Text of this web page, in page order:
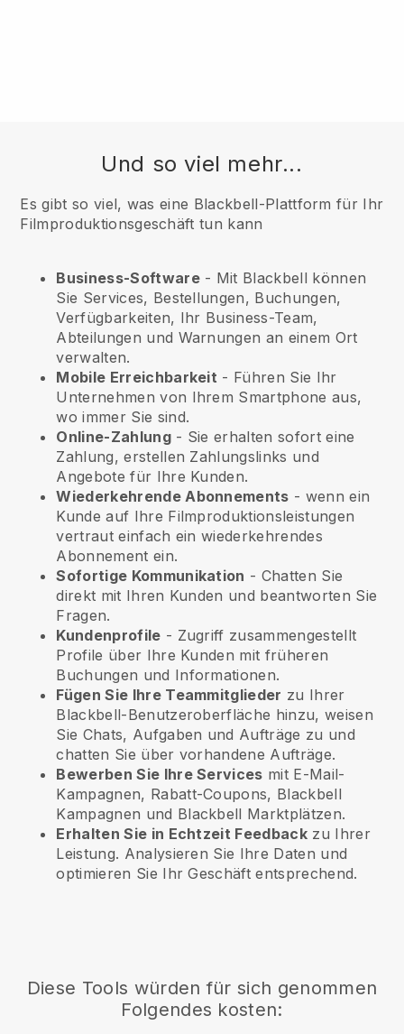
Und so viel mehr...
Es gibt so viel, was eine Blackbell-Plattform für Ihr
Filmproduktionsgeschäft tun kann
Business-Software- Mit Blackbell können
Sie Services, Bestellungen, Buchungen,
Verfügbarkeiten, Ihr Business-Team,
Abteilungen und Warnungen an einem Ort
verwalten.
Mobile Erreichbarkeit - Führen Sie Ihr
Unternehmen von Ihrem Smartphone aus,
wo immer Sie sind.
Online-Zahlung- Sie erhalten sofort eine
Zahlung, erstellen Zahlungslinks und
Angebote für Ihre Kunden.
Wiederkehrende Abonnements - wenn ein
Kunde auf Ihre Filmproduktionsleistungen
vertrauteinfach ein wiederkehrendes
Abonnement ein.
Sofortige Kommunikation - Chatten Sie
direkt mit Ihren Kunden und beantworten Sie
Fragen.
Kundenprofile - Zugriff zusammengestellt
Profile über Ihre Kunden mit früheren
Buchungen und Informationen.
Fügen Sie Ihre Teammitglieder zu Ihrer
Blackbell-Benutzeroberfläche hinzu, weisen
Sie Chats, Aufgaben und Aufträge zu und
chatten Sie über vorhandene Aufträge.
Bewerben Sie Ihre Services mit E-Mail-
Kampagnen, Rabatt-Coupons, Blackbell
Kampagnen und Blackbell Marktplätzen.
Erhalten Sie in Echtzeit Feedbackzu Ihrer
Leistung. Analysieren Sie Ihre Daten und
optimieren Sie Ihr Geschäft entsprechend.
Diese Tools würden für sich genommen
Folgendes kosten: